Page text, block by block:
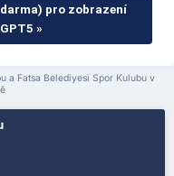
pro zobrazení
»
a Fatsa Belediyesi Spor Kulubu v